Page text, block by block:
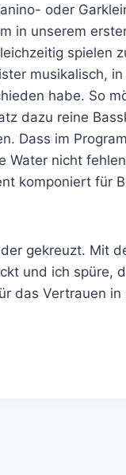
oder
in unserem
spielen
musikalisch,
habe. So
dazu reine
Dass im
Water nicht
komponiert für
gekreuzt. Mit
und ich spüre,
das Vertrauen in